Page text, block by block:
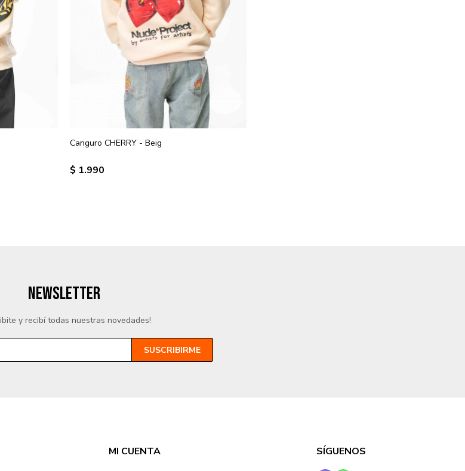
Canguro CHERRY - Beig
$ 1.990
MI CUENTA SÍGUENOS
NEWSLETTER
y recibí todas nuestras novedades!
SUSCRIBIRME